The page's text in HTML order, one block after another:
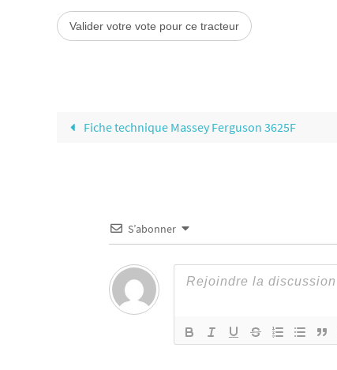
Fiche technique Massey Ferguson 3625F
S’abonner